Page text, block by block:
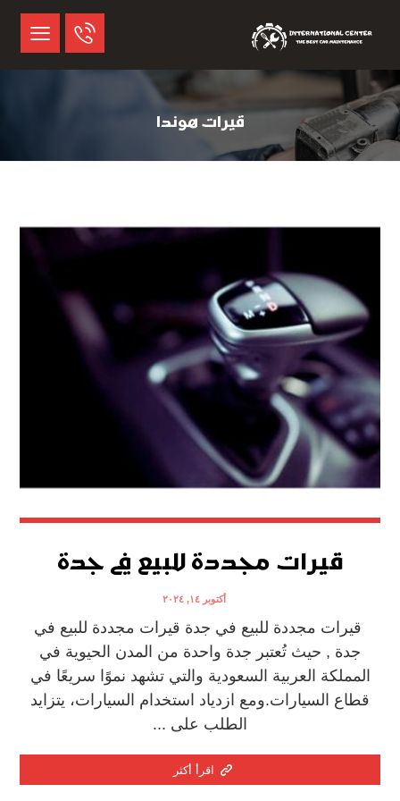
قيرات هوندا
قيرات مجددة للبيع في جدة
أكتوبر ١٤, ٢٠٢٤
قيرات مجددة للبيع في جدة قيرات مجددة للبيع في
جدة , حيث تُعتبر جدة واحدة من المدن الحيوية في
المملكة العربية السعودية والتي تشهد نموًا سريعًا في
قطاع السيارات.ومع ازدياد استخدام السيارات، يتزايد
الطلب على ...
اقرأ أكثر